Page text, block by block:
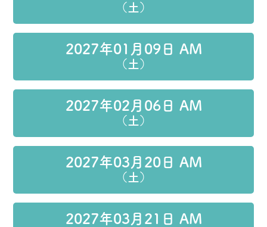
（土）
2027年01月09日 AM
（土）
2027年02月06日 AM
（土）
2027年03月20日 AM
（土）
2027年03月21日 AM